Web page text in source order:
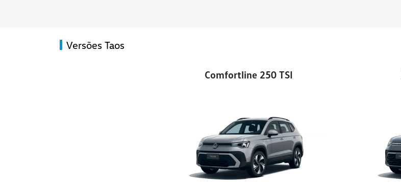
Versões Taos
Comfortline 250 TSI